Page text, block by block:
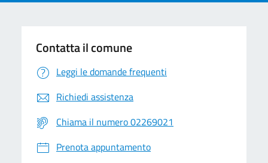
Contatta il comune
Leggi le domande frequenti
Richiedi assistenza
Chiama il numero 02269021
Prenota appuntamento